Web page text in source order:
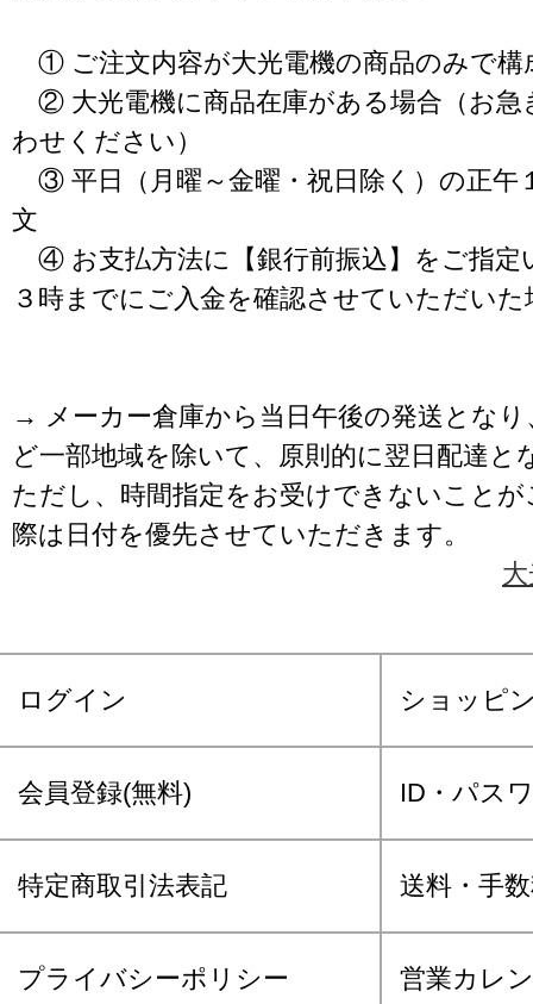
① ご注文内容が大光電機の商品のみで構
② 大光電機に商品在庫がある場合（お急
わせください）
③ 平日（月曜～金曜・祝日除く）の正午
文
④ お支払方法に【銀行前振込】をご指定
３時までにご入金を確認させていただいた
→ メーカー倉庫から当日午後の発送となり
ど一部地域を除いて、原則的に翌日配達と
ただし、時間指定をお受けできないこと
際は日付を優先させていただきます。
ログイン ショッピ
会員登録(無料) ID・パス
特定商取引法表記 送料・手
プライバシーポリシー 営業カレ